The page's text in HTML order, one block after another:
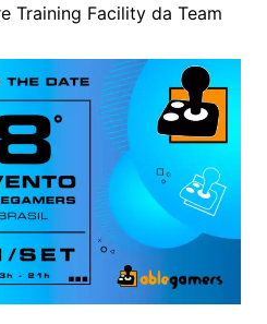
Training Facility da Team